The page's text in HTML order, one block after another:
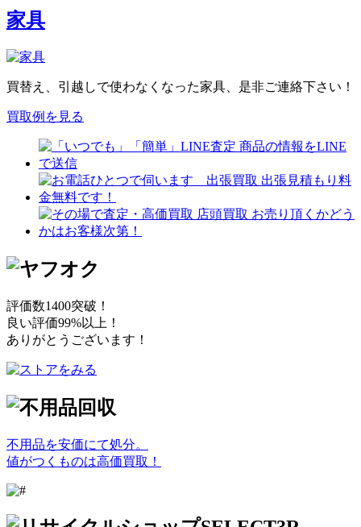
家具
買替え、引越しで使わなくなった家具、是非ご連絡下さい！
買取例を見る
評価数1400突破！
良い評価99%以上！
ありがとうございます！
不用品を安価にて処分。
値がつくものは高価買取！